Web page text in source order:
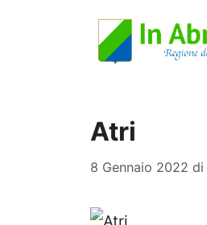
Atri
8 Gennaio 2022 di